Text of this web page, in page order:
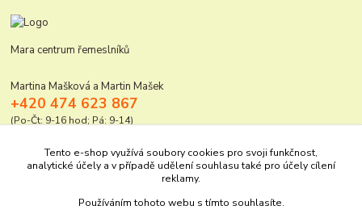
Mara centrum řemeslníků
Martina Mašková a Martin Mašek
+420 474 623 867
(Po-Čt: 9-16 hod; Pá: 9-14)
mara@elektro-naradi.cz
Tento e-shop využívá soubory cookies pro svoji funkčnost,
analytické účely a v případě udělení souhlasu také pro účely cílení
reklamy.
Používáním tohoto webu s tímto souhlasíte.